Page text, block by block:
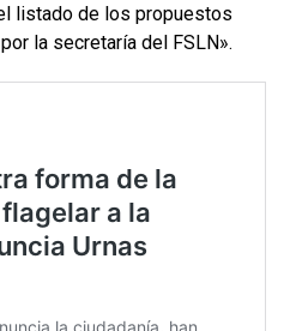
listado de los propuestos
la secretaría del FSLN».